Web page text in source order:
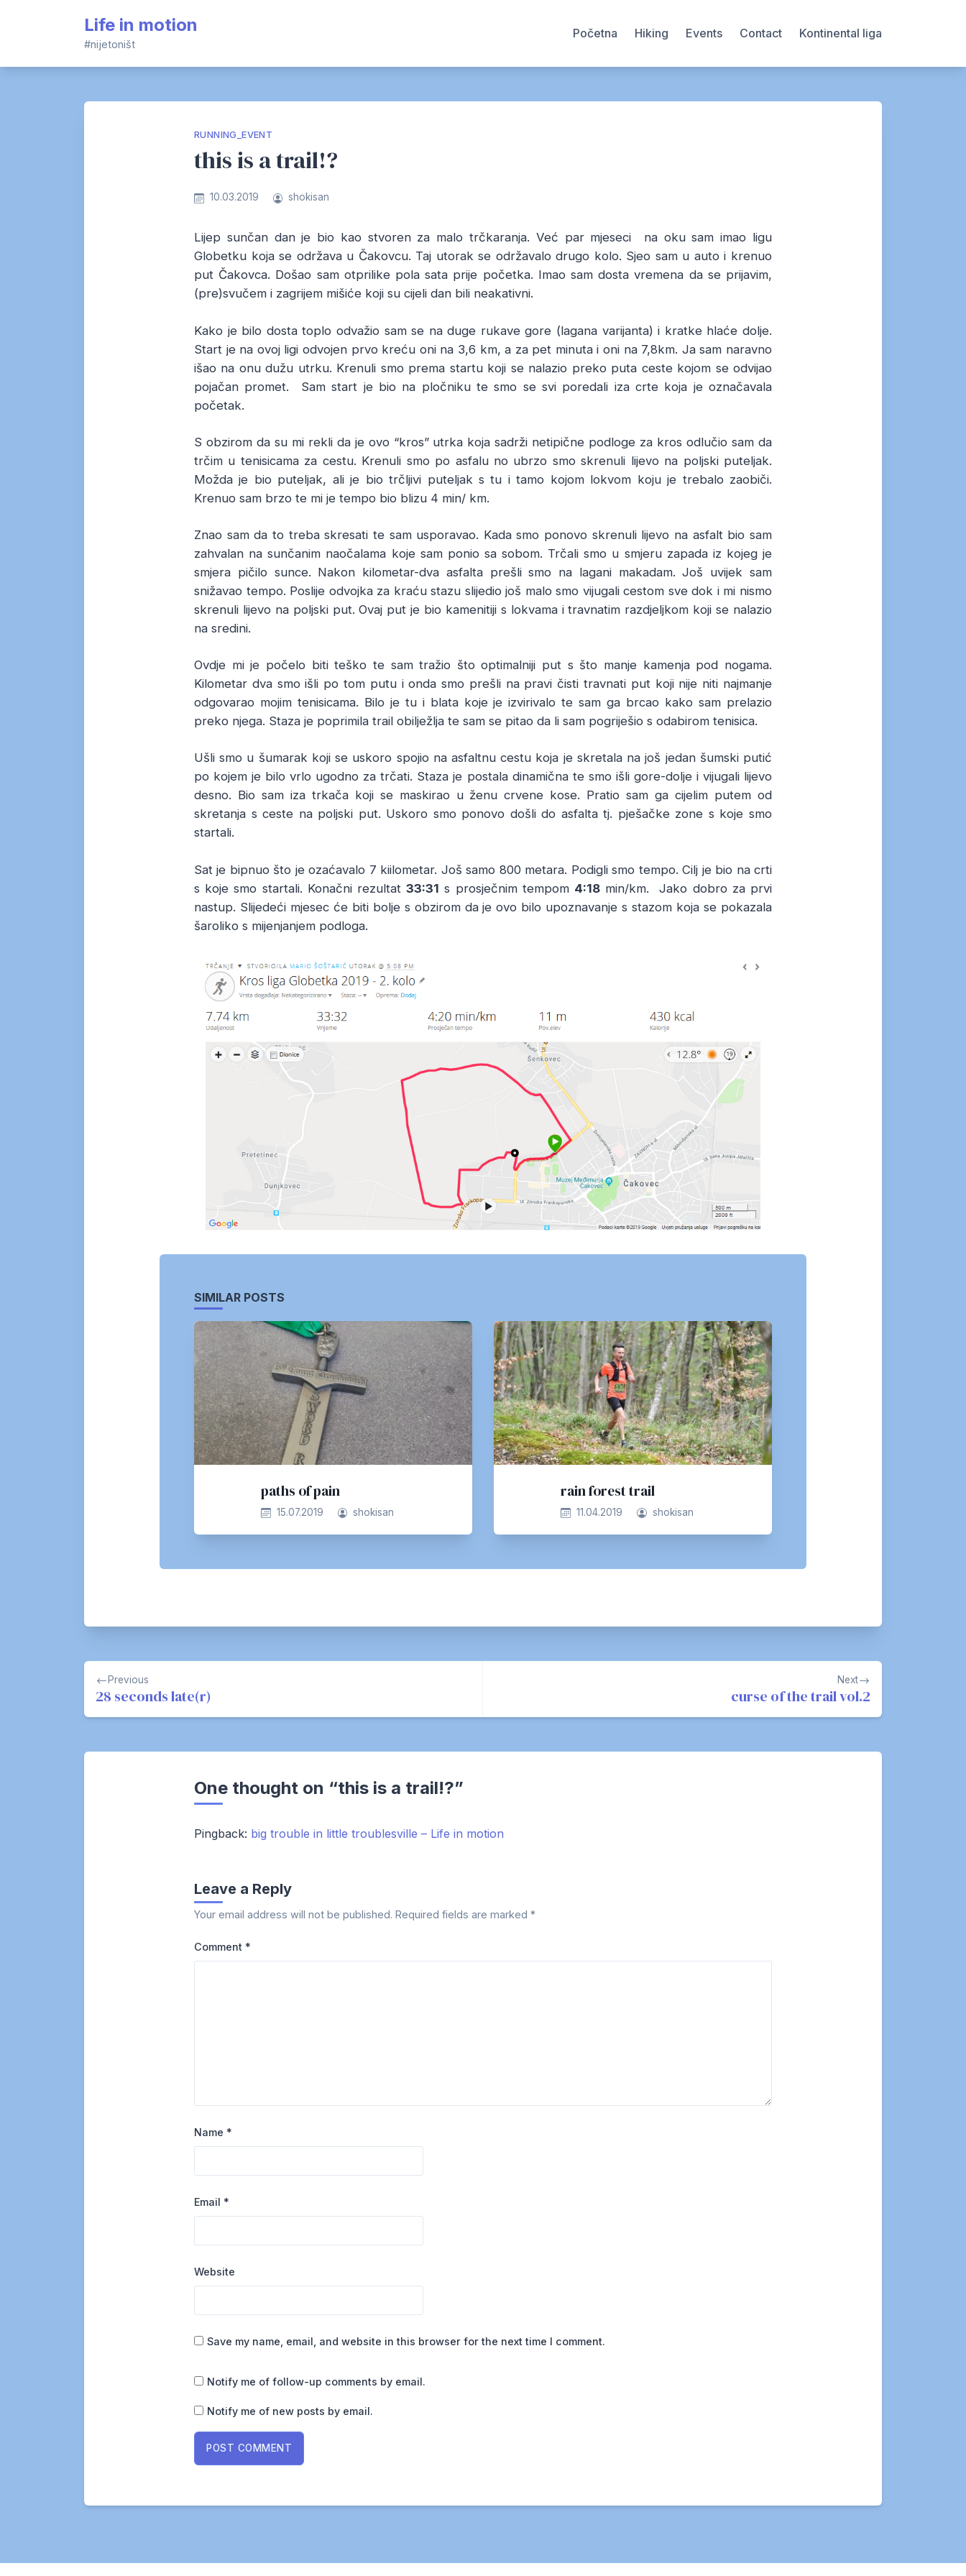
Life in motion
#nijetoništ
Početna Hiking Events Contact Kontinental liga
RUNNING_EVENT
this is a trail!?
10.03.2019 shokisan
Lijep sunčan dan je bio kao stvoren za malo trčkaranja. Već par mjeseci na oku sam imao ligu
Globetku koja se održava u Čakovcu. Taj utorak se održavalo drugo kolo. Sjeo sam u auto i krenuo
put Čakovca. Došao sam otprilike pola sata prije početka. Imao sam dosta vremena da se prijavim,
(pre)svučem i zagrijem mišiće koji su cijeli dan bili neakativni.
Kako je bilo dosta toplo odvažio sam se na duge rukave gore (lagana varijanta) i kratke hlaće dolje.
Start je na ovoj ligi odvojen prvo kreću oni na 3,6 km, a za pet minuta i oni na 7,8km. Ja sam naravno
išao na onu dužu utrku. Krenuli smo prema startu koji se nalazio preko puta ceste kojom se odvijao
pojačan promet. Sam start je bio na pločniku te smo se svi poredali iza crte koja je označavala
početak.
S obzirom da su mi rekli da je ovo “kros” utrka koja sadrži netipične podloge za kros odlučio sam da
trčim u tenisicama za cestu. Krenuli smo po asfalu no ubrzo smo skrenuli lijevo na poljski puteljak.
Možda je bio puteljak, ali je bio trčljivi puteljak s tu i tamo kojom lokvom koju je trebalo zaobiči.
Krenuo sam brzo te mi je tempo bio blizu 4 min/ km.
Znao sam da to treba skresati te sam usporavao. Kada smo ponovo skrenuli lijevo na asfalt bio sam
zahvalan na sunčanim naočalama koje sam ponio sa sobom. Trčali smo u smjeru zapada iz kojeg je
smjera pičilo sunce. Nakon kilometar-dva asfalta prešli smo na lagani makadam. Još uvijek sam
snižavao tempo. Poslije odvojka za kraću stazu slijedio još malo smo vijugali cestom sve dok i mi nismo
skrenuli lijevo na poljski put. Ovaj put je bio kamenitiji s lokvama i travnatim razdjeljkom koji se nalazio
na sredini.
Ovdje mi je počelo biti teško te sam tražio što optimalniji put s što manje kamenja pod nogama.
Kilometar dva smo išli po tom putu i onda smo prešli na pravi čisti travnati put koji nije niti najmanje
odgovarao mojim tenisicama. Bilo je tu i blata koje je izvirivalo te sam ga brcao kako sam prelazio
preko njega. Staza je poprimila trail obilježlja te sam se pitao da li sam pogriješio s odabirom tenisica.
Ušli smo u šumarak koji se uskoro spojio na asfaltnu cestu koja je skretala na još jedan šumski putić
po kojem je bilo vrlo ugodno za trčati. Staza je postala dinamična te smo išli gore-dolje i vijugali lijevo
desno. Bio sam iza trkača koji se maskirao u ženu crvene kose. Pratio sam ga cijelim putem od
skretanja s ceste na poljski put. Uskoro smo ponovo došli do asfalta tj. pješačke zone s koje smo
startali.
Sat je bipnuo što je ozaćavalo 7 kiilometar. Još samo 800 metara. Podigli smo tempo. Cilj je bio na crti
s koje smo startali. Konačni rezultat33:31 s prosječnim tempom 4:18min/km. Jako dobro za prvi
nastup. Slijedeći mjesec će biti bolje s obzirom da je ovo bilo upoznavanje s stazom koja se pokazala
šaroliko s mijenjanjem podloga.
SIMILAR POSTS
paths of pain
15.07.2019 shokisan
rain forest trail
11.04.2019 shokisan
Post
navigation
Previous
28 seconds late(r)
Next
curse of the trail vol.2
One thought on “this is a trail!?”
Pingback: big trouble in little troublesville – Life in motion
Leave a Reply
Your email address will not be published. Required fields are marked *
Comment *
Name *
Email *
Website
Save my name, email, and website in this browser for the next time I comment.
Notify me of follow-up comments by email.
Notify me of new posts by email.